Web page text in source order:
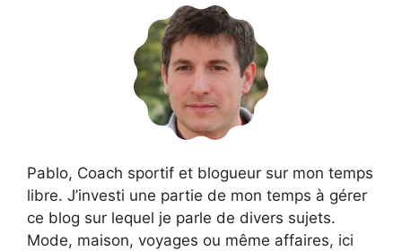
Pablo, Coach sportif et blogueur sur mon temps
libre. J’investi une partie de mon temps à gérer
ce blog sur lequel je parle de divers sujets.
Mode, maison, voyages ou même affaires, ici